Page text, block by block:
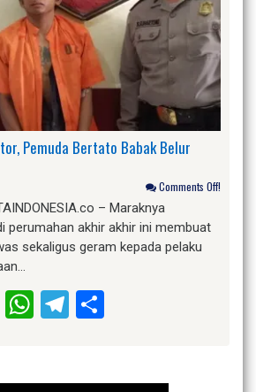
Pemuda Bertato Babak Belur
Comments Off!
– Maraknya
perumahan akhir akhir ini membuat
sekaligus geram kepada pelaku
Pinterest
WhatsApp
Telegram